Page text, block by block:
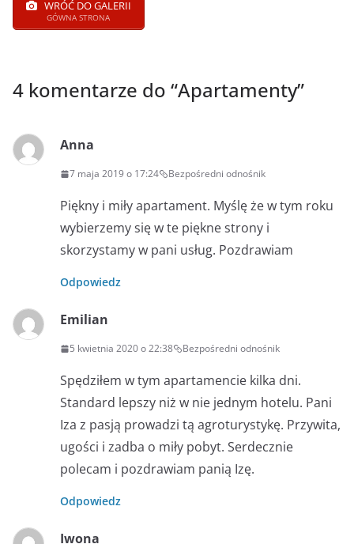
WRÓĆ DO GALERII
GÓWNA STRONA
4 komentarze do “Apartamenty”
Anna
7 maja 2019 o 17:24 Bezpośredni odnośnik
Piękny i miły apartament. Myślę że w tym roku
wybierzemy się w te piękne strony i
skorzystamy w pani usług. Pozdrawiam
Odpowiedz
Emilian
5 kwietnia 2020 o 22:38 Bezpośredni odnośnik
Spędziłem w tym apartamencie kilka dni.
Standard lepszy niż w nie jednym hotelu. Pani
Iza z pasją prowadzi tą agroturystykę. Przywita,
ugości i zadba o miły pobyt. Serdecznie
polecam i pozdrawiam panią Izę.
Odpowiedz
Iwona